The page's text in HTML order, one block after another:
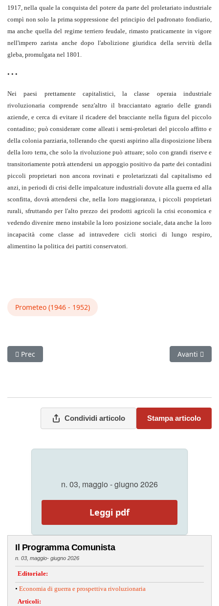
1917, nella quale la conquista del potere da parte del proletariato industriale
compì non solo la prima soppressione del principio del padronato fondiario,
ma anche quella del regime terriero feudale, rimasto praticamente in vigore
nell'impero zarista anche dopo l'abolizione giuridica della servitù della
gleba, promulgata nel 1801.
• • •
Nei paesi prettamente capitalistici, la classe operaia industriale
rivoluzionaria comprende senz'altro il bracciantato agrario delle grandi
aziende, e cerca di evitare il ricadere del bracciante nella figura del piccolo
contadino; può considerare come alleati i semi-proletari del piccolo affitto e
della colonia parziaria, tollerando che questi aspirino alla disposizione libera
della loro terra, che solo la rivoluzione può attuare; solo con grandi riserve e
transitoriamente potrà attendersi un appoggio positivo da parte dei contadini
piccoli proprietari non ancora rovinati e proletarizzati dal capitalismo ed
anzi, in periodi di crisi delle impalcature industriali dovute alla guerra ed alla
sconfitta, dovrà attendersi che, nella loro maggioranza, i piccoli proprietari
rurali, sfruttando per l'alto prezzo dei prodotti agricoli la crisi economica e
vedendo divenire meno instabile la loro posizione sociale, data anche la loro
incapacità come classe ad intravedere cicli storici di lungo respiro,
alimentino la politica dei partiti conservatori.
Prometeo (1946 - 1952)
Articolo precedente: Il Trotzkismo si aggiorna ma...(
Prec Articolo
Avanti
Condividi articolo Stampa articolo
n. 03, maggio - giugno 2026
Leggi pdf
Il Programma Comunista
n. 03, maggio- giugno 2026
Editoriale:
• Economia di guerra e prospettiva rivoluzionaria
Articoli: